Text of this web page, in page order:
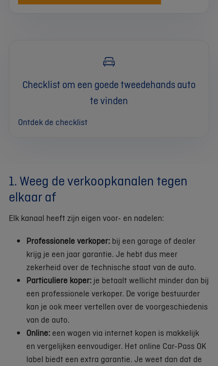
Checklist om een goede tweedehands auto
te vinden
Ontdek de checklist
1. Weeg de verkoopkanalen tegen
elkaar af
Elk kanaal heeft zijn eigen voor- en nadelen:
Professionele verkoper: bij een garage of dealer
krijg je een jaar garantie. Je hebt dus meer
zekerheid over de technische staat van de auto.
Particuliere koper: je betaalt wellicht minder dan bij
een professionele verkoper. De vorige bestuurder
kan je ook meer vertellen over de voorgeschiedenis
van de auto.
Online: een wagen via internet kopen is makkelijk
en vergelijken eenvoudiger. Het online Car-Pass OK
label biedt een extra garantie. Je weet dan dat de